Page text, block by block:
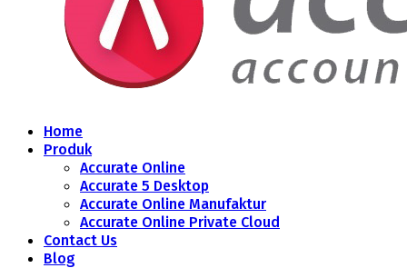
Home
Produk
Accurate Online
Accurate 5 Desktop
Accurate Online Manufaktur
Accurate Online Private Cloud
Contact Us
Blog